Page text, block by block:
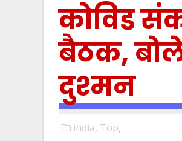
कोविड
बैठक,
दुश्मन
india, Top,